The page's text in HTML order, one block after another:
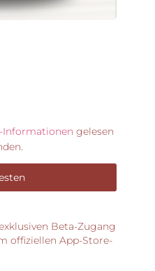
Informationen gelesen
Beta-Zugang
offiziellen App-Store-